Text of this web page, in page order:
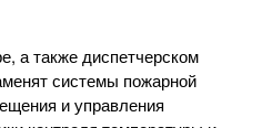
а также диспетчерском
системы пожарной
и управления